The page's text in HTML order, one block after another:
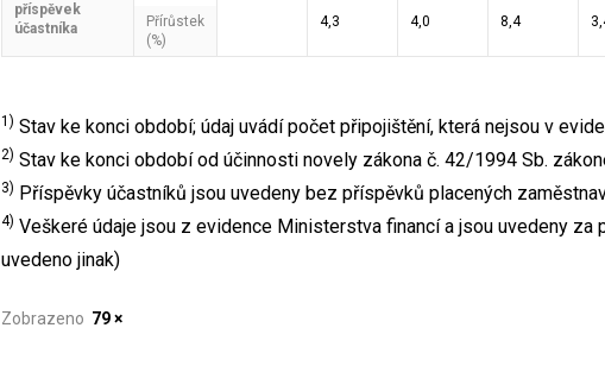
příspěvek
účastníka
Přírůstek
(%)
4,3 4,0 8,4
1) Stav ke konci období; údaj uvádí počet připojištění, která nejsou v
2) Stav ke konci období od účinnosti novely zákona č. 42/1994 Sb.
3) Příspěvky účastníků jsou uvedeny bez příspěvků placených
4) Veškeré údaje jsou z evidence Ministerstva financí a jsou uvedeny za
uvedeno jinak)
Zobrazeno 79 ×